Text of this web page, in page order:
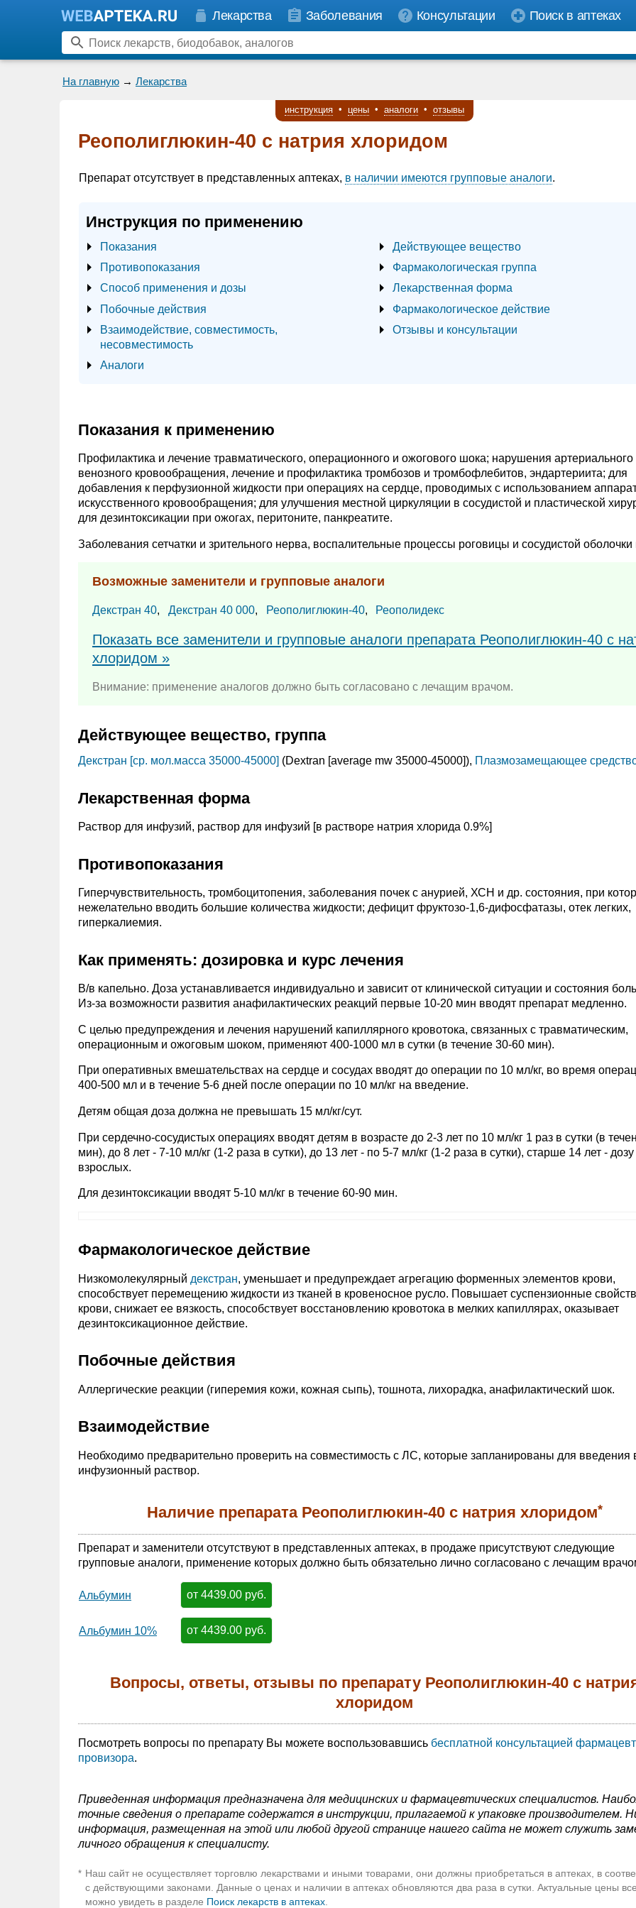
Лекарства Заболевания Консультации Поиск в аптеках
На главную → Лекарства
инструкция • цены • аналоги • отзывы
Реополиглюкин-40 с натрия хлоридом
Препарат отсутствует в представленных аптеках, в наличии имеются групповые аналоги.
Инструкция по применению
Показания
Противопоказания
Способ применения и дозы
Побочные действия
Взаимодействие, совместимость,
несовместимость
Аналоги
Действующее вещество
Фармакологическая группа
Лекарственная форма
Фармакологическое действие
Отзывы и консультации
Показания к применению
Профилактика и лечение травматического, операционного и ожогового шока; нарушения артериального
венозного кровообращения, лечение и профилактика тромбозов и тромбофлебитов, эндартериита; для
добавления к перфузионной жидкости при операциях на сердце, проводимых с использованием
искусственного кровообращения; для улучшения местной циркуляции в сосудистой и пластической
для дезинтоксикации при ожогах, перитоните, панкреатите.
Заболевания сетчатки и зрительного нерва, воспалительные процессы роговицы и сосудистой оболочки
Возможные заменители и групповые аналоги
Декстран 40, Декстран 40 000, Реополиглюкин-40, Реополидекс
Показать все заменители и групповые аналоги препарата Реополиглюкин-40 с
хлоридом »
Внимание: применение аналогов должно быть согласовано с лечащим врачом.
Действующее вещество, группа
Декстран [ср. мол.масса 35000-45000] (Dextran [average mw 35000-45000]), Плазмозамещающее
Лекарственная форма
Раствор для инфузий, раствор для инфузий [в растворе натрия хлорида 0.9%]
Противопоказания
Гиперчувствительность, тромбоцитопения, заболевания почек с анурией, ХСН и др. состояния, при
нежелательно вводить большие количества жидкости; дефицит фруктозо-1,6-дифосфатазы, отек легких,
гиперкалиемия.
Как применять: дозировка и курс лечения
В/в капельно. Доза устанавливается индивидуально и зависит от клинической ситуации и состояния
Из-за возможности развития анафилактических реакций первые 10-20 мин вводят препарат медленно.
С целью предупреждения и лечения нарушений капиллярного кровотока, связанных с травматическим,
операционным и ожоговым шоком, применяют 400-1000 мл в сутки (в течение 30-60 мин).
При оперативных вмешательствах на сердце и сосудах вводят до операции по 10 мл/кг, во время
400-500 мл и в течение 5-6 дней после операции по 10 мл/кг на введение.
Детям общая доза должна не превышать 15 мл/кг/сут.
При сердечно-сосудистых операциях вводят детям в возрасте до 2-3 лет по 10 мл/кг 1 раз в сутки (в
мин), до 8 лет - 7-10 мл/кг (1-2 раза в сутки), до 13 лет - по 5-7 мл/кг (1-2 раза в сутки), старше 14 лет -
взрослых.
Для дезинтоксикации вводят 5-10 мл/кг в течение 60-90 мин.
Фармакологическое действие
Низкомолекулярный декстран, уменьшает и предупреждает агрегацию форменных элементов крови,
способствует перемещению жидкости из тканей в кровеносное русло. Повышает суспензионные
крови, снижает ее вязкость, способствует восстановлению кровотока в мелких капиллярах, оказывает
дезинтоксикационное действие.
Побочные действия
Аллергические реакции (гиперемия кожи, кожная сыпь), тошнота, лихорадка, анафилактический шок.
Взаимодействие
Необходимо предварительно проверить на совместимость с ЛС, которые запланированы для введения
инфузионный раствор.
Наличие препарата Реополиглюкин-40 с натрия хлоридом*
Препарат и заменители отсутствуют в представленных аптеках, в продаже присутствуют следующие
групповые аналоги, применение которых должно быть обязательно лично согласовано с лечащим
Альбумин от 4439.00 руб.
Альбумин 10% от 4439.00 руб.
Вопросы, ответы, отзывы по препарату Реополиглюкин-40 с
хлоридом
Посмотреть вопросы по препарату Вы можете воспользовавшись бесплатной консультацией
провизора.
Приведенная информация предназначена для медицинских и фармацевтических специалистов.
точные сведения о препарате содержатся в инструкции, прилагаемой к упаковке производителем.
информация, размещенная на этой или любой другой странице нашего сайта не может служить
личного обращения к специалисту.
* Наш сайт не осуществляет торговлю лекарствами и иными товарами, они должны приобретаться в аптеках, в
с действующими законами. Данные о ценах и наличии в аптеках обновляются два раза в сутки. Актуальные цены
можно увидеть в разделе Поиск лекарств в аптеках